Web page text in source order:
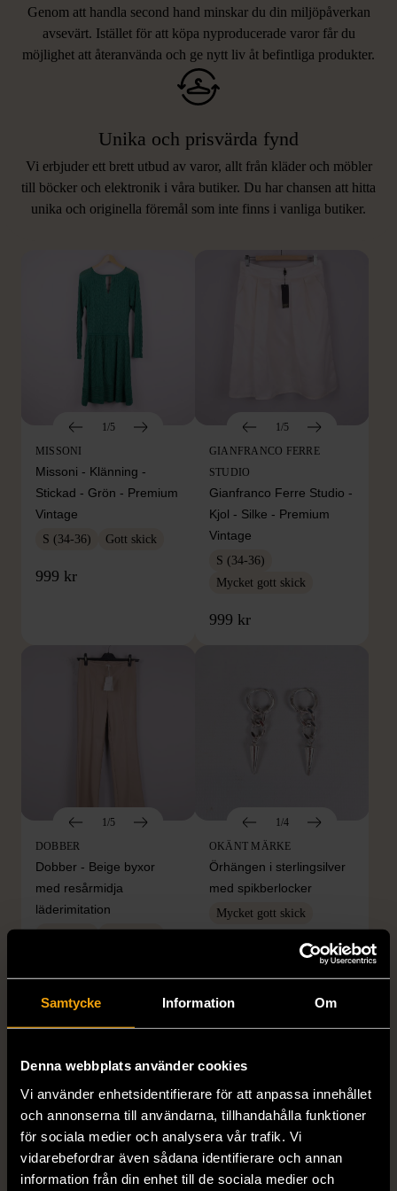
Samtycke Information Om
Denna webbplats använder cookies
Vi använder enhetsidentifierare för att anpassa innehållet
och annonserna till användarna, tillhandahålla funktioner
för sociala medier och analysera vår trafik. Vi
vidarebefordrar även sådana identifierare och annan
information från din enhet till de sociala medier och
Genom att handla second hand minskar du din miljöpåverkan
avsevärt. Istället för att köpa nyproducerade varor får du
möjlighet att återanvända och ge nytt liv åt befintliga produkter.
Unika och prisvärda fynd
Vi erbjuder ett brett utbud av varor, allt från kläder och möbler
till böcker och elektronik i våra butiker. Du har chansen att hitta
unika och originella föremål som inte finns i vanliga butiker.
LIKNANDE PRODUKTER
Hitta produkter som påminner om denna
1/5
MISSONI
Missoni - Klänning -
Stickad - Grön - Premium
Vintage
S (34-36) Gott skick
999 kr
1/5
GIANFRANCO FERRE
STUDIO
Gianfranco Ferre Studio -
Kjol - Silke - Premium
Vintage
S (34-36)
Mycket gott skick
999 kr
1/5
DOBBER
Dobber - Beige byxor
med resårmidja
läderimitation
S (34-36) Nytt skick
1/4
OKÄNT MÄRKE
Örhängen i sterlingsilver
med spikberlocker
Mycket gott skick
1/5